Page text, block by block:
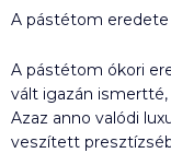
A pástétom eredete
A pástétom ókori
vált igazán
Azaz anno valódi
veszített